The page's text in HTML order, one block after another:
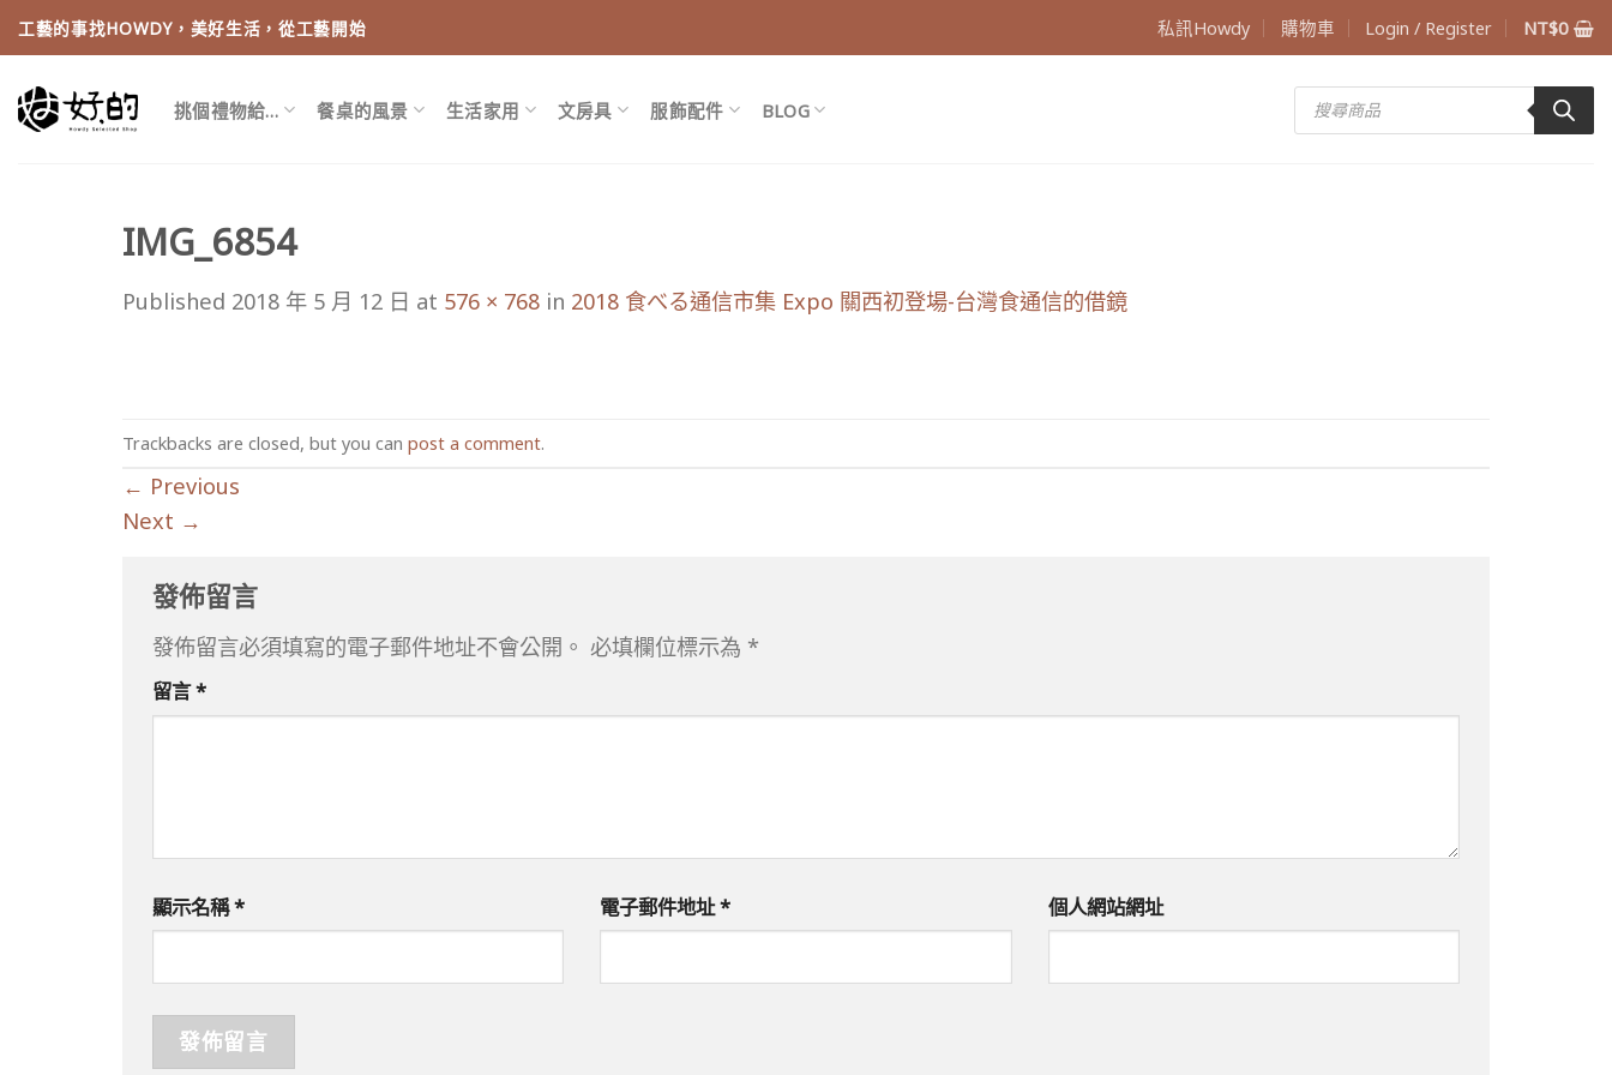
Skip
to
content
工藝的事找HOWDY，美好生活，從工藝開始 私訊Howdy 購物車 Login / Register NT$0
挑個禮物給… 餐桌的風景 生活家用 文房具 服飾配件 BLOG
Products
search
IMG_6854
Published 2018 年 5 月 12 日 at 576 × 768 in 2018 食べる通信市集 Expo 關西初登場-台灣食通信的借鏡
Trackbacks are closed, but you can post a comment.
← Previous
Next →
發佈留言
發佈留言必須填寫的電子郵件地址不會公開。 必填欄位標示為 *
留言*
顯示名稱* 電子郵件地址* 個人網站網址